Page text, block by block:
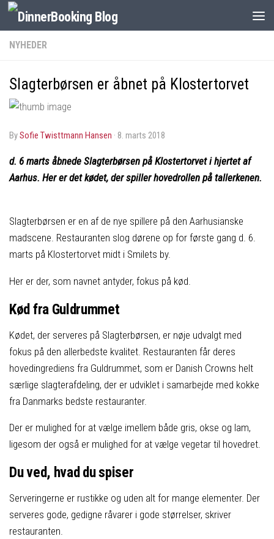
NYHEDER
Slagterbørsen er åbnet på Klostertorvet
bySofie Twisttmann Hansen · 8. marts 2018
d. 6 marts åbnede Slagterbørsen på Klostertorvet i hjertet af
Aarhus. Her er det kødet, der spiller hovedrollen på tallerkenen.
Slagterbørsen er en af de nye spillere på den Aarhusianske
madscene. Restauranten slog dørene op for første gang d. 6.
marts på Klostertorvet midt i Smilets by.
Her er der, som navnet antyder, fokus på kød.
Kød fra Guldrummet
Kødet, der serveres på Slagterbørsen, er nøje udvalgt med
fokus på den allerbedste kvalitet. Restauranten får deres
hovedingrediens fra Guldrummet, som er Danish Crowns helt
særlige slagterafdeling, der er udviklet i samarbejde med kokke
fra Danmarks bedste restauranter.
Der er mulighed for at vælge imellem både gris, okse og lam,
ligesom der også er mulighed for at vælge vegetar til hovedret.
Du ved, hvad du spiser
Serveringerne er rustikke og uden alt for mange elementer. Der
serveres gode, gedigne råvarer i gode størrelser, skriver
restauranten.